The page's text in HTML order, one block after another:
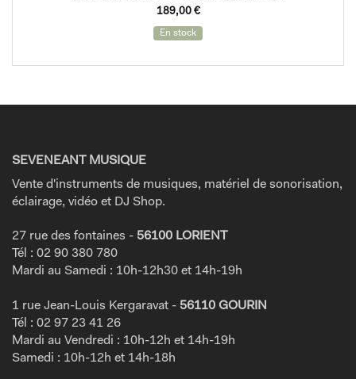
189,00 €
En stock
SEVENEANT MUSIQUE
Vente d'instruments de musiques, matériel de sonorisation,
éclairage, vidéo et DJ Shop.
27 rue des fontaines - 56100 LORIENT
Tél : 02 90 380 780
Mardi au Samedi : 10h-12h30 et 14h-19h
1 rue Jean-Louis Kergaravat - 56110 GOURIN
Tél : 02 97 23 41 26
Mardi au Vendredi : 10h-12h et 14h-19h
Samedi : 10h-12h et 14h-18h